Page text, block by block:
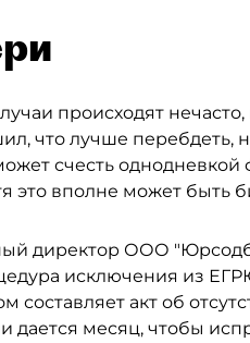
происходят
что лучше перебдеть,
счесть
это вполне может быть
директор ООО
исключения из
составляет акт об
дается месяц, чтобы